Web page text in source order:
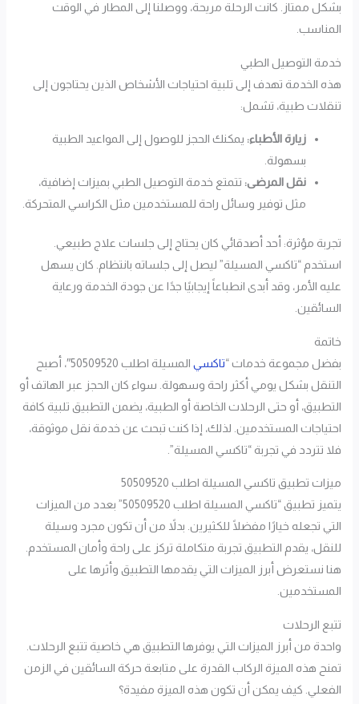
بشكل ممتاز. كانت الرحلة مريحة، ووصلنا إلى المطار في الوقت
المناسب.
خدمة التوصيل الطبي
هذه الخدمة تهدف إلى تلبية احتياجات الأشخاص الذين يحتاجون إلى
تنقلات طبية، تشمل:
زيارة الأطباء: يمكنك الحجز للوصول إلى المواعيد الطبية
بسهولة.
نقل المرضى: تتمتع خدمة التوصيل الطبي بميزات إضافية،
مثل توفير وسائل راحة للمستخدمين مثل الكراسي المتحركة.
تجربة مؤثرة: أحد أصدقائي كان يحتاج إلى جلسات علاج طبيعي.
استخدم “تاكسي المسيلة” ليصل إلى جلساته بانتظام. كان يسهل
عليه الأمر، وقد أبدى انطباعاً إيجابيًا جدًا عن جودة الخدمة ورعاية
السائقين.
خاتمة
بفضل مجموعة خدمات “تاكسي
المسيلة اطلب 50509520″، أصبح
التنقل بشكل يومي أكثر راحة وسهولة. سواء كان الحجز عبر الهاتف أو
التطبيق، أو حتى الرحلات الخاصة أو الطبية، يضمن التطبيق تلبية كافة
احتياجات المستخدمين. لذلك، إذا كنت تبحث عن خدمة نقل موثوقة،
فلا تتردد في تجربة “تاكسي المسيلة”.
ميزات تطبيق تاكسي المسيلة اطلب 50509520
يتميز تطبيق “تاكسي المسيلة اطلب 50509520” بعدد من الميزات
التي تجعله خيارًا مفضلًا للكثيرين. بدلاً من أن تكون مجرد وسيلة
للنقل، يقدم التطبيق تجربة متكاملة تركز على راحة وأمان المستخدم.
هنا نستعرض أبرز الميزات التي يقدمها التطبيق وأثرها على
المستخدمين.
تتبع الرحلات
واحدة من أبرز الميزات التي يوفرها التطبيق هي خاصية تتبع الرحلات.
تمنح هذه الميزة الركاب القدرة على متابعة حركة السائقين في الزمن
الفعلي. كيف يمكن أن تكون هذه الميزة مفيدة؟